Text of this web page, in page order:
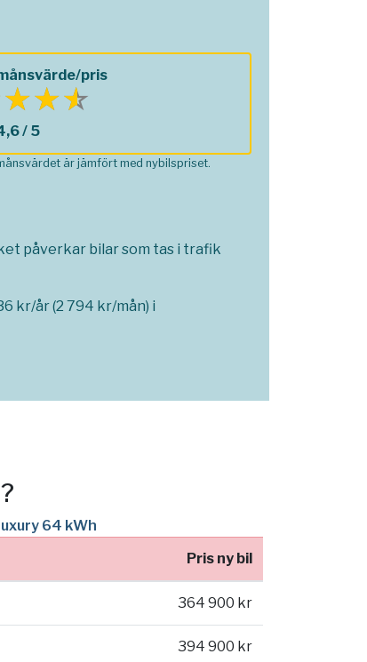
pris
/ 5
är jämfört med nybilspriset.
påverkar bilar som tas i trafik
kr/år (2 794 kr/mån) i
64 kWh
Pris ny bil
364 900 kr
394 900 kr